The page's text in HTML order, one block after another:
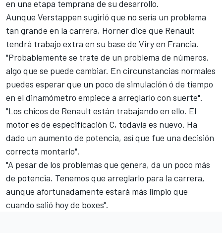
en una etapa temprana de su desarrollo.
Aunque Verstappen sugirió que no sería un problema
tan grande en la carrera, Horner dice que Renault
tendrá trabajo extra en su base de Viry en Francia.
"Probablemente se trate de un problema de números,
algo que se puede cambiar. En circunstancias normales
puedes esperar que un poco de simulación ó de tiempo
en el dinamómetro empiece a arreglarlo con suerte".
"Los chicos de Renault están trabajando en ello. El
motor es de especificación C, todavía es nuevo. Ha
dado un aumento de potencia, así que fue una decisión
correcta montarlo".
"A pesar de los problemas que genera, da un poco más
de potencia. Tenemos que arreglarlo para la carrera,
aunque afortunadamente estará más limpio que
cuando salió hoy de boxes".